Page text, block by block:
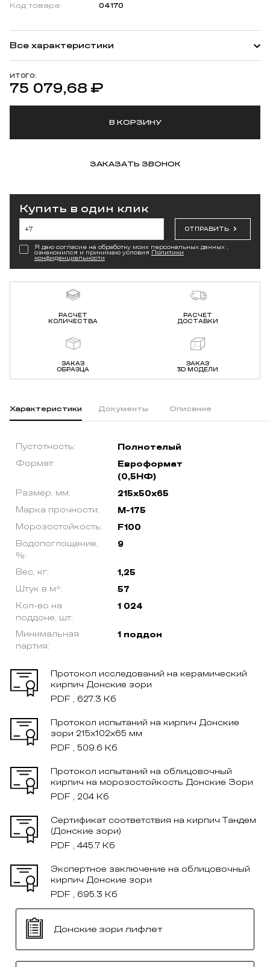
ИТОГО:
75 079,68 ₽
В КОРЗИНУ
ЗАКАЗАТЬ ЗВОНОК
Код товара:
04170
Все характеристики
Купить в один клик
ОТПРАВИТЬ
Я даю согласие на обработку моих персональных данных ,
ознакомился и принимаю условия Политики
конфиденциальности
РАСЧЕТ
КОЛИЧЕСТВА
РАСЧЕТ
ДОСТАВКИ
ЗАКАЗ
ОБРАЗЦА
ЗАКАЗ
3D МОДЕЛИ
Характеристики Документы Описание
Пустотность: Полнотелый
Формат:
Евроформат
(0,5НФ)
Размер, мм: 215х50х65
Марка прочности: М-175
Морозостойкость: F100
Водопоглощение,
%:
9
Вес, кг: 1,25
Штук в м²: 57
Кол-во на
поддоне, шт:
1 024
Минимальная
партия:
1 поддон
Протокол исследований на керамический
кирпич Донские зори
PDF , 627.3 Кб
Протокол испытаний на кирпич Донские
зори 215x102x65 мм
PDF , 509.6 Кб
Протокол испытаний на облицовочный
кирпич на морозостойкость Донские Зори
PDF , 204 Кб
Сертификат соответствия на кирпич Тандем
(Донские зори)
PDF , 445.7 Кб
Экспертное заключение на облицовочный
кирпич Донские зори
PDF , 695.3 Кб
Донские зори лифлет